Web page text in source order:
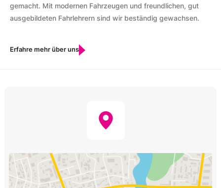
gemacht. Mit modernen Fahrzeugen und freundlichen, gut
ausgebildeten Fahrlehrern sind wir beständig gewachsen.
Erfahre mehr über uns